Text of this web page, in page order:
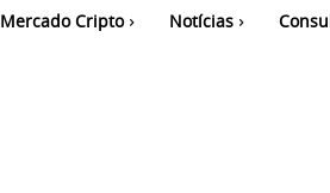
Mercado Cripto Notícias